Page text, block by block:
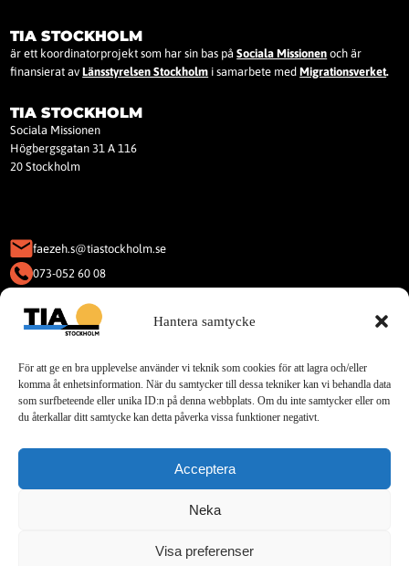
Hantera samtycke
För att ge en bra upplevelse använder vi teknik som cookies för att lagra och/eller
komma åt enhetsinformation. När du samtycker till dessa tekniker kan vi behandla data
som surfbeteende eller unika ID:n på denna webbplats. Om du inte samtycker eller om
du återkallar ditt samtycke kan detta påverka vissa funktioner negativt.
Acceptera
Neka
Visa preferenser
TIA STOCKHOLM
är ett koordinatorprojekt som har sin bas påSociala Missionen och är
finansierat avLänsstyrelsen Stockholm i samarbete medMigrationsverket.
TIA STOCKHOLM
Sociala Missionen
Högbergsgatan 31 A 116
20 Stockholm
faezeh.s@tiastockholm.se
073-052 60 08
KAKOR (COOKIES)
Denna webbplats använder Kakor
Läs vår integritetspolicy för cookies.
Sociala Medier
Telegram